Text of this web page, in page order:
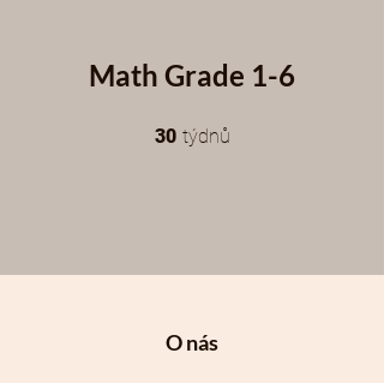
Math Grade 1-6
30 týdnů
O nás